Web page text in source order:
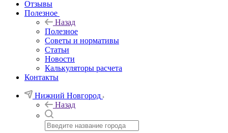
Отзывы
Полезное
Назад
Полезное
Советы и нормативы
Статьи
Новости
Калькуляторы расчета
Контакты
Нижний Новгород
Назад